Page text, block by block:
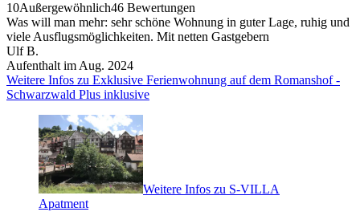
10Außergewöhnlich46 Bewertungen
Was will man mehr: sehr schöne Wohnung in guter Lage, ruhig und
viele Ausflugsmöglichkeiten. Mit netten Gastgebern
Ulf B.
Aufenthalt im Aug. 2024
Weitere Infos zu Exklusive Ferienwohnung auf dem Romanshof -
Schwarzwald Plus inklusive
Weitere Infos zu S-VILLA
Apatment